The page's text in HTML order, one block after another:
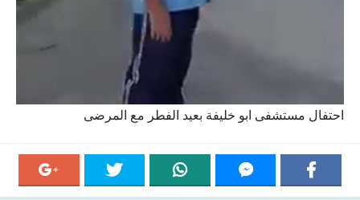
احتفال مستشفى ابو خليفة بعيد الفطر مع المرضى